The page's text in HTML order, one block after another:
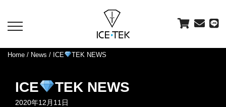
toggle
Home / News / ICE TEK NEWS
ICE TEK NEWS
2020年12月11日